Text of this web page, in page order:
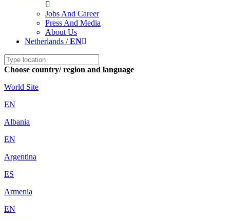
Jobs And Career
Press And Media
About Us
Netherlands /EN
Choose country/ region and language
World Site
EN
Albania
EN
Argentina
ES
Armenia
EN